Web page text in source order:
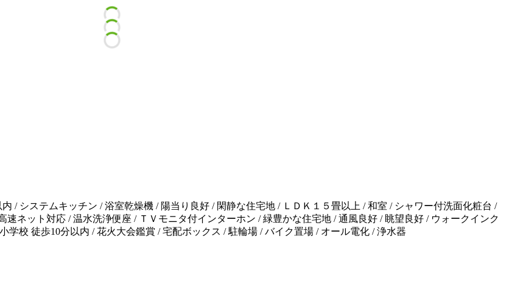
/ システムキッチン / 浴室乾燥機 / 陽当り良好 / 閑静な住宅地 / ＬＤＫ１５畳以上 / 和室 / シャワー付洗面化粧台 /
ネット対応 / 温水洗浄便座 / ＴＶモニタ付インターホン / 緑豊かな住宅地 / 通風良好 / 眺望良好 / ウォークインク
学校 徒歩10分以内 / 花火大会鑑賞 / 宅配ボックス / 駐輪場 / バイク置場 / オール電化 / 浄水器